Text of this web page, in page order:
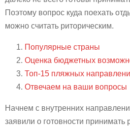
Поэтому вопрос куда поехать
можно считать риторическим.
Популярные страны
Оценка бюджетных
Топ-15 пляжных
Отвечаем на ваши вопросы
Начнем с внутренних
заявили о готовности принимать